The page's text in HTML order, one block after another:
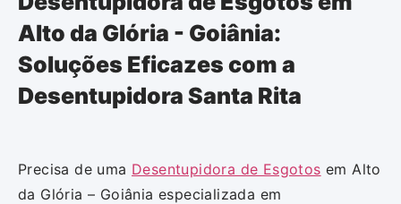
Alto da Glória - Goiânia:
Soluções Eficazes com a
Desentupidora Santa Rita
Precisa de uma Desentupidora de Esgotos em Alto
da Glória – Goiânia especializada em